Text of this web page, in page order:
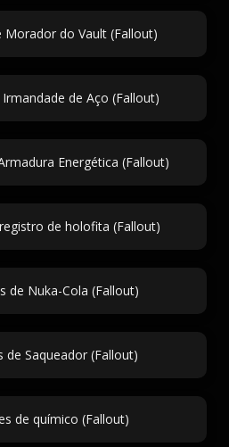
Morador do Vault (Fallout)
de Aço (Fallout)
Energética (Fallout)
de holofita (Fallout)
de Nuka-Cola (Fallout)
de Saqueador (Fallout)
de químico (Fallout)